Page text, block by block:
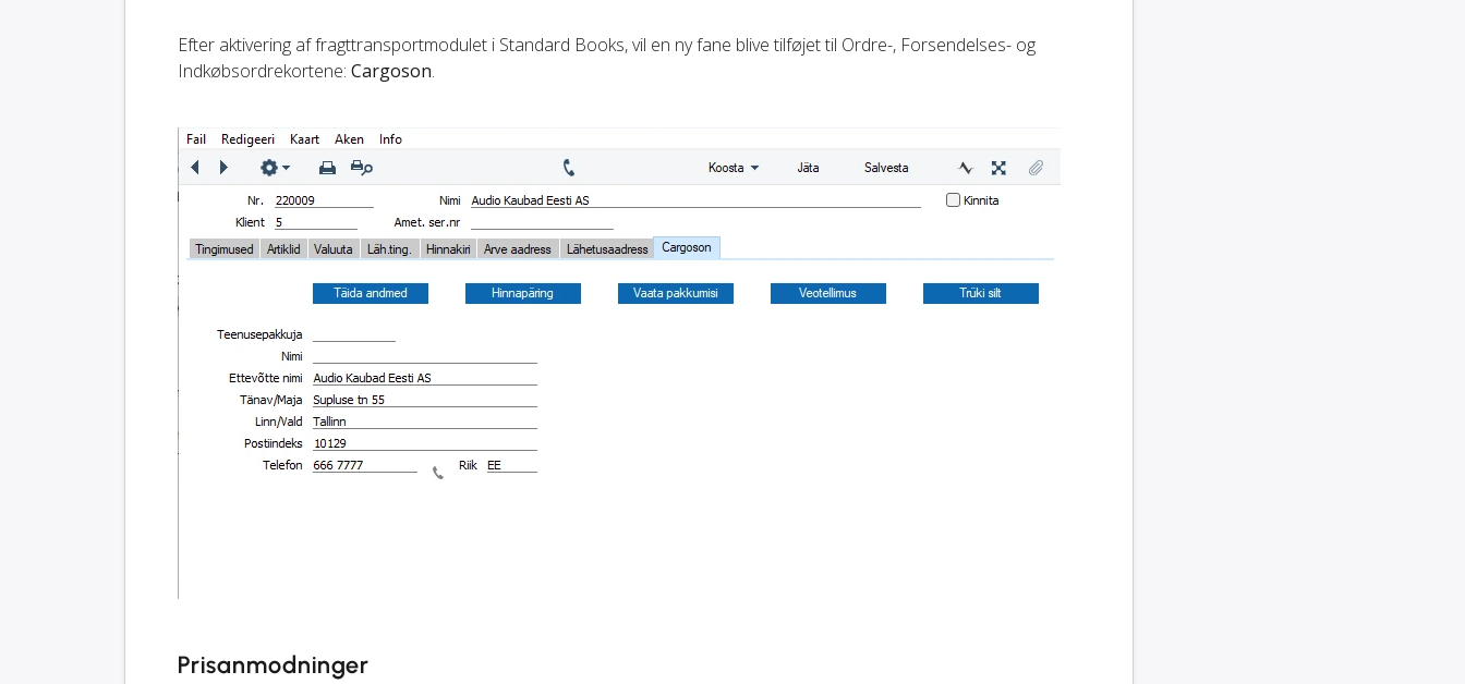
Efter aktivering af fragttransportmodulet i Standard Books, vil en ny fane blive tilføjet til Ordre-, Forsendelses- og
Indkøbsordrekortene: Cargoson.
Prisanmodninger